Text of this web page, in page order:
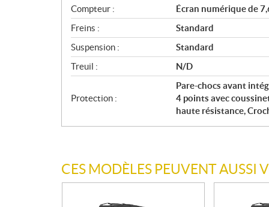
Compteur :
Écran numérique de
Freins :
Standard
Suspension :
Standard
Treuil :
N/D
Protection :
Pare-chocs avant
4 points avec
haute résistance,
CES MODÈLES PEUVENT AUSSI